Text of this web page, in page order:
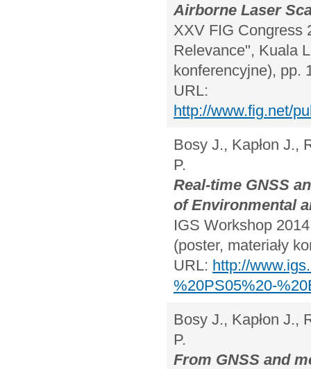
Airborne Laser
XXV FIG Congress
Relevance", Kuala
konferencyjne), pp.
URL:
http://www.fig.net/
Bosy J., Kapłon J.,
P.
Real-time GNSS
of Environmental
IGS Workshop
(poster, materiały
URL: http://
%20PS05%20-
Bosy J., Kapłon J.,
P.
From GNSS and